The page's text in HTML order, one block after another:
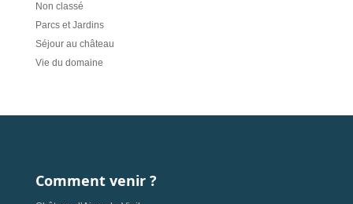
Non classé
Parcs et Jardins
Séjour au château
Vie du domaine
Comment venir ?